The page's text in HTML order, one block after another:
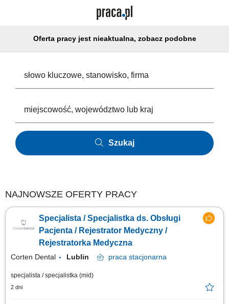
Oferta pracy jest nieaktualna, zobacz podobne
Szukaj
NAJNOWSZE OFERTY PRACY
Specjalista / Specjalistka ds. Obsługi
Pacjenta / Rejestrator Medyczny /
Rejestratorka Medyczna
Corten Dental Lublin praca stacjonarna
specjalista / specjalistka (mid)
2 dni